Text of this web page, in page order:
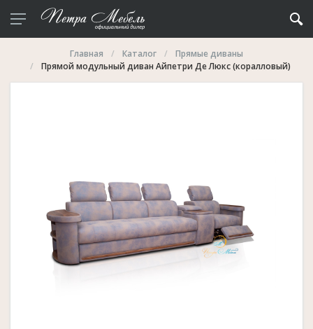
Главная Каталог
Прямые диваны
Прямой модульный диван Айпетри Де Люкс (коралловый)